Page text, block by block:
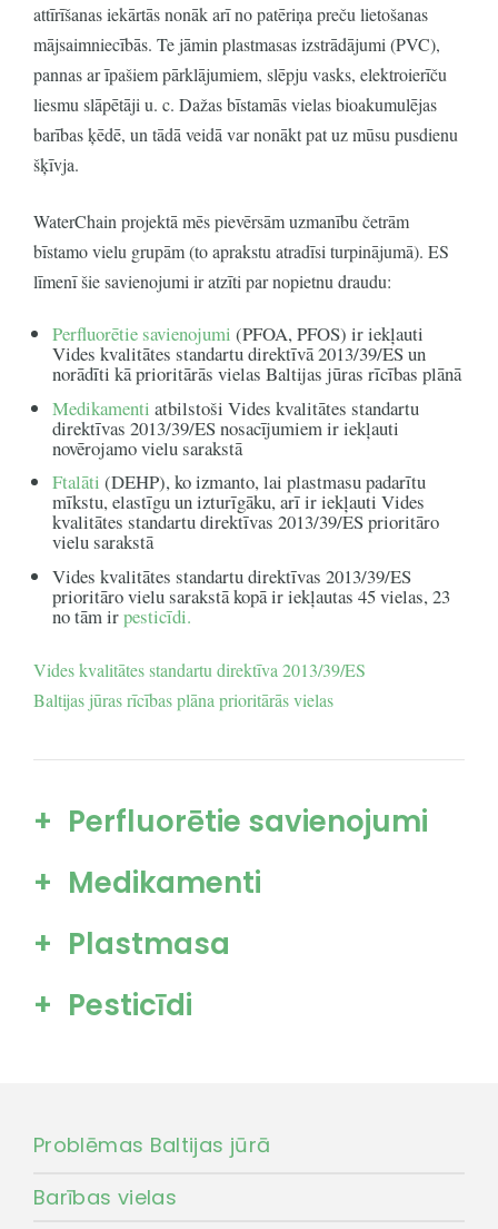
attīrīšanas iekārtās nonāk arī no patēriņa preču lietošanas
mājsaimniecībās. Te jāmin plastmasas izstrādājumi (PVC),
pannas ar īpašiem pārklājumiem, slēpju vasks, elektroierīču
liesmu slāpētāji u. c. Dažas bīstamās vielas bioakumulējas
barības ķēdē, un tādā veidā var nonākt pat uz mūsu pusdienu
šķīvja.
WaterChain projektā mēs pievērsām uzmanību četrām
bīstamo vielu grupām (to aprakstu atradīsi turpinājumā). ES
līmenī šie savienojumi ir atzīti par nopietnu draudu:
Perfluorētie savienojumi (PFOA, PFOS) ir iekļauti
Vides kvalitātes standartu direktīvā 2013/39/ES un
norādīti kā prioritārās vielas Baltijas jūras rīcības plānā
Medikamenti atbilstoši Vides kvalitātes standartu
direktīvas 2013/39/ES nosacījumiem ir iekļauti
novērojamo vielu sarakstā
Ftalāti (DEHP), ko izmanto, lai plastmasu padarītu
mīkstu, elastīgu un izturīgāku, arī ir iekļauti Vides
kvalitātes standartu direktīvas 2013/39/ES prioritāro
vielu sarakstā
Vides kvalitātes standartu direktīvas 2013/39/ES
prioritāro vielu sarakstā kopā ir iekļautas 45 vielas, 23
no tām irpesticīdi.
Vides kvalitātes standartu direktīva 2013/39/ES
Baltijas jūras rīcības plāna prioritārās vielas
Perfluorētie savienojumi
Medikamenti
Plastmasa
Pesticīdi
Problēmas Baltijas jūrā
Barības vielas